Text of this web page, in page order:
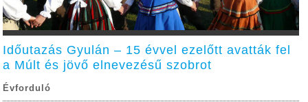
Időutazás Gyulán – 15 évvel ezelőtt avatták fel
a Múlt és jövő elnevezésű szobrot
Évforduló